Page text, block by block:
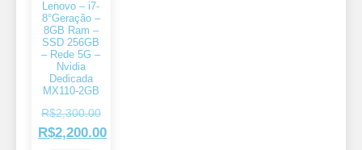
Lenovo – i7-
8°Geração –
8GB Ram –
SSD 256GB
– Rede 5G –
Nvidia
Dedicada
MX110-2GB
R$2,300.00
R$2,200.00